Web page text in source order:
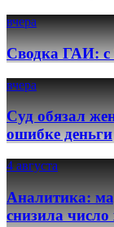
вчера
Сводка ГАИ: с
вчера
Суд обязал
ошибке деньги
4 августа
Аналитика:
снизила